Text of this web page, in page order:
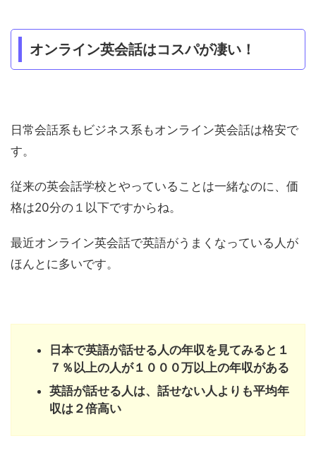
オンライン英会話はコスパが凄い！
日常会話系もビジネス系もオンライン英会話は格安で
す。
従来の英会話学校とやっていることは一緒なのに、価
格は20分の１以下ですからね。
最近オンライン英会話で英語がうまくなっている人が
ほんとに多いです。
日本で英語が話せる人の年収を見てみると１
７％以上の人が１０００万以上の年収がある
英語が話せる人は、話せない人よりも平均年
収は２倍高い